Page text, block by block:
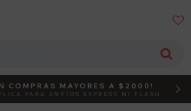

ACTIVÁ EL CÓDIGO
COMPRAS MAYORES A $2000!
PARA ENVÍOS EXPRESS NI FLASH